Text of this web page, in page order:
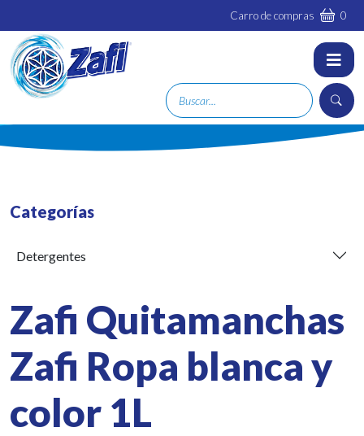
Carro de compras 0
Categorías
Detergentes
Zafi Quitamanchas
Zafi Ropa blanca y
color 1L